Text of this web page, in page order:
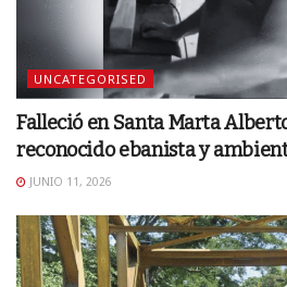
UNCATEGORISED
Falleció en Santa Marta
reconocido ebanista y
JUNIO 11, 2026